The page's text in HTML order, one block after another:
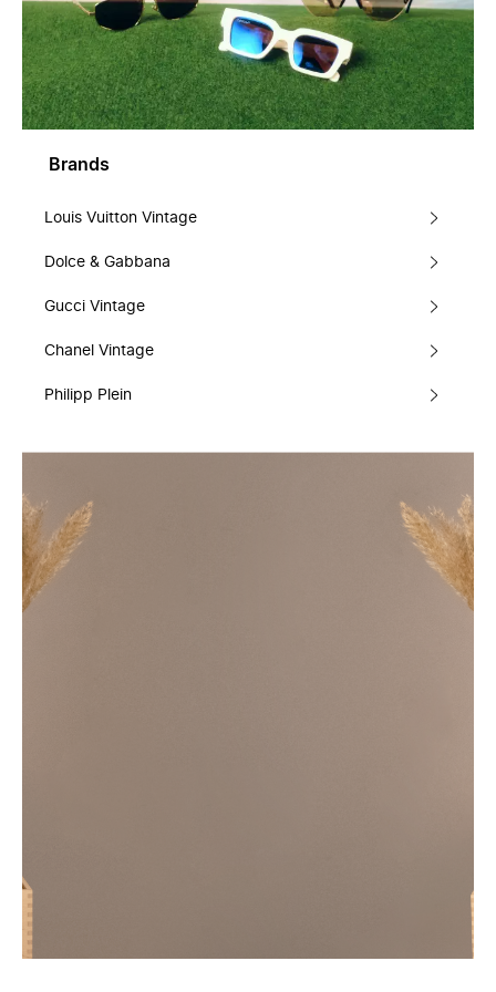
Brands
Louis Vuitton Vintage
Dolce & Gabbana
Gucci Vintage
Chanel Vintage
Philipp Plein